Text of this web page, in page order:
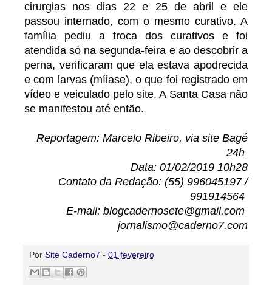
cirurgias nos dias 22 e 25 de abril e ele
passou internado, com o mesmo curativo. A
família pediu a troca dos curativos e foi
atendida só na segunda-feira e ao descobrir a
perna, verificaram que ela estava apodrecida
e com larvas (míiase), o que foi registrado em
vídeo e veiculado pelo site. A Santa Casa não
se manifestou até então.
Reportagem: Marcelo Ribeiro, via site Bagé
24h
Data: 01/02/2019 10h28
Contato da Redação: (55) 996045197 /
991914564
E-mail: blogcadernosete@gmail.com
jornalismo@caderno7.com
Por Site Caderno7 - 01 fevereiro